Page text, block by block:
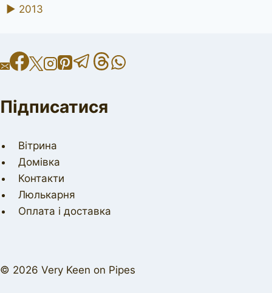
► 2013
Підписатися
Вітрина
Домівка
Контакти
Люлькарня
Оплата і доставка
© 2026 Very Keen on Pipes